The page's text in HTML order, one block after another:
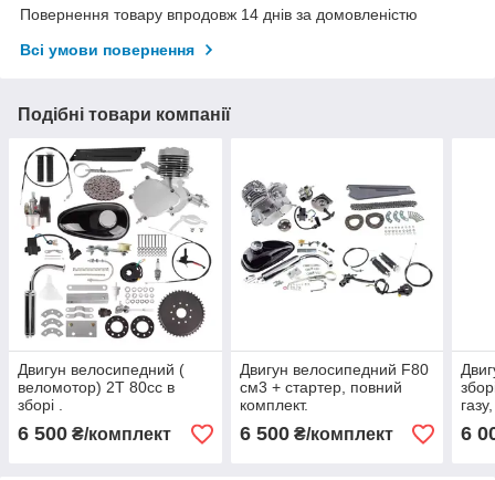
Повернення товару впродовж 14 днів за домовленістю
Всі умови повернення
Подібні товари компанії
Двигун велосипедний (
веломотор) 2T 80сс в
зборі .
6 500 ₴/комплект
Двигун велосипедний F80
см3 + стартер, повний
комплект.
6 500₴/комплект 6